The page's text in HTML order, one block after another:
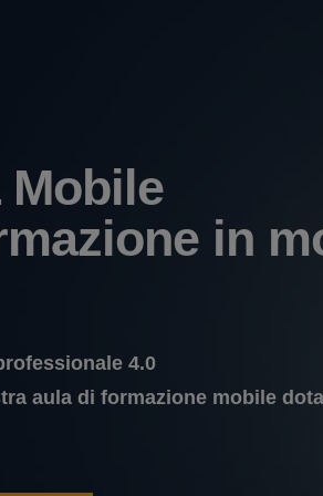
Mobile
in
4.0
aula di formazione mobile